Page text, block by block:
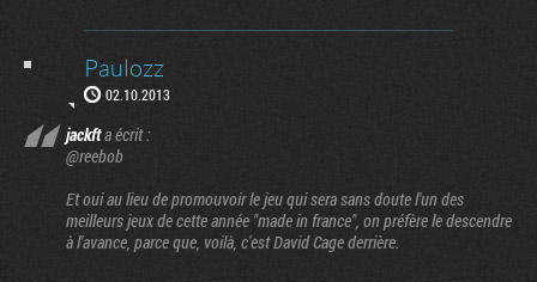
Paulozz
02.10.2013
jackfta écrit :
@reebob
Et oui au lieu de promouvoir le jeu qui sera sans doute l'un des
meilleurs jeux de cette année "made in france", on préfère le descendre
à l'avance, parce que, voilà, c'est David Cage derrière.